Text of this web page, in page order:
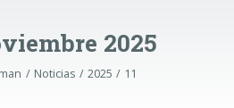
2025
Noticias 2025 11